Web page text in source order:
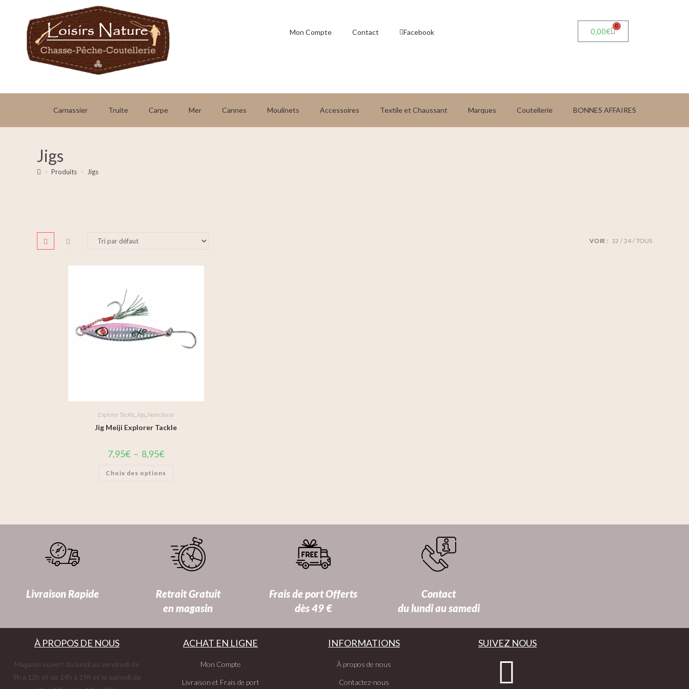
Mon Compte Contact Facebook 0,00€
0
Carnassier Truite Carpe Mer Cannes Moulinets Accessoires Textile et Chaussant Marques Coutellerie BONNES AFFAIRES
Jigs
> Produits > Jigs
VOIR : 12 24 TOUS
Explorer Tackle,Jigs, Non classé
Jig Meiji Explorer Tackle
7,95€ – 8,95€
Choix des options
Livraison Rapide
Retrait Gratuit
en magasin
Frais de port Offerts
dès 49 €
Contact
du lundi au samedi
À PROPOS DE NOUS
Magasin ouvert du lundi au vendredi de
9h à 12h et de 14h à 19h et le samedi de
ACHAT EN LIGNE
Mon Compte
Livraison et Frais de port
INFORMATIONS
À propos de nous
Contactez-nous
SUIVEZ NOUS